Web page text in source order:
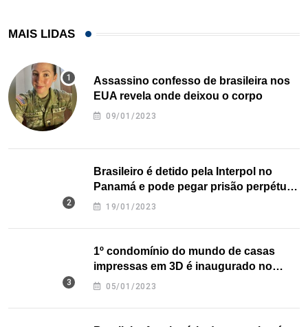
MAIS LIDAS
Assassino confesso de brasileira nos
EUA revela onde deixou o corpo
09/01/2023
Brasileiro é detido pela Interpol no
Panamá e pode pegar prisão perpétua
nos EUA
19/01/2023
1º condomínio do mundo de casas
impressas em 3D é inaugurado no
Texas
05/01/2023